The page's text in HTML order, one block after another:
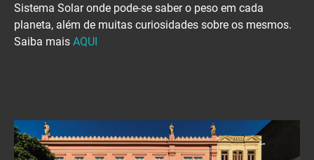
Sistema Solar onde pode-se saber o peso em cada
planeta, além de muitas curiosidades sobre os mesmos.
Saiba mais AQUI